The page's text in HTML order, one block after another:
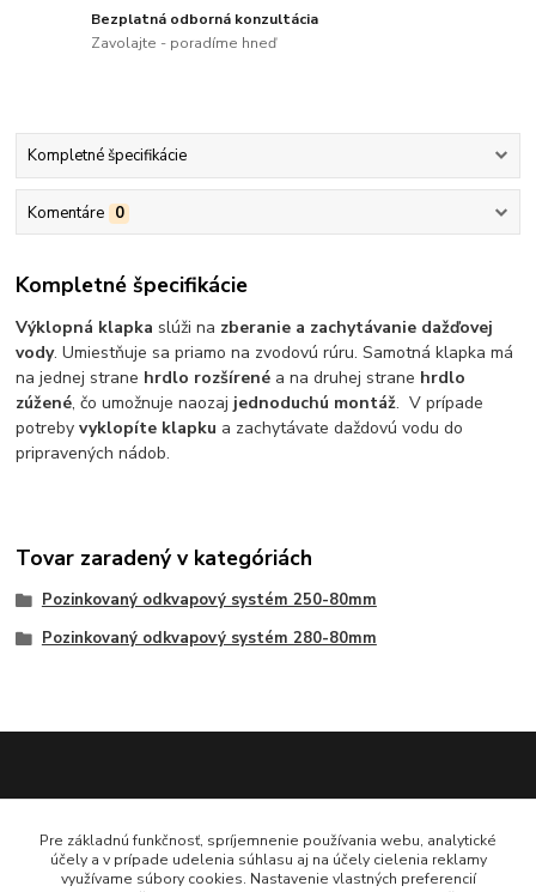
Bezplatná odborná konzultácia
Zavolajte - poradíme hneď
Kompletné špecifikácie
Komentáre 0
Kompletné špecifikácie
Výklopná klapka slúži na zberanie a zachytávanie dažďovej
vody. Umiestňuje sa priamo na zvodovú rúru. Samotná klapka má
na jednej strane hrdlo rozšírené a na druhej strane hrdlo
zúžené, čo umožnuje naozaj jednoduchú montáž. V prípade
potrebyvyklopíte klapku a zachytávate daždovú vodu do
pripravených nádob.
Tovar zaradený v kategóriách
Pozinkovaný odkvapový systém 250-80mm
Pozinkovaný odkvapový systém 280-80mm
0948 484 313
Po-Pia 7:30-16:00 hod
Pre základnú funkčnosť, spríjemnenie používania webu, analytické
účely a v prípade udelenia súhlasu aj na účely cielenia reklamy
využívame súbory cookies. Nastavenie vlastných preferencií